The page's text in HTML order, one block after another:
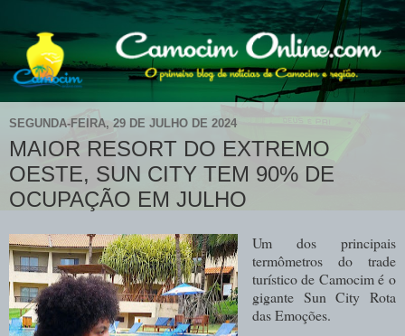
SEGUNDA-FEIRA, 29 DE JULHO DE 2024
MAIOR RESORT DO EXTREMO
OESTE, SUN CITY TEM 90% DE
OCUPAÇÃO EM JULHO
Um dos principais
termômetros do trade
turístico de Camocim é o
gigante Sun City Rota
das Emoções.